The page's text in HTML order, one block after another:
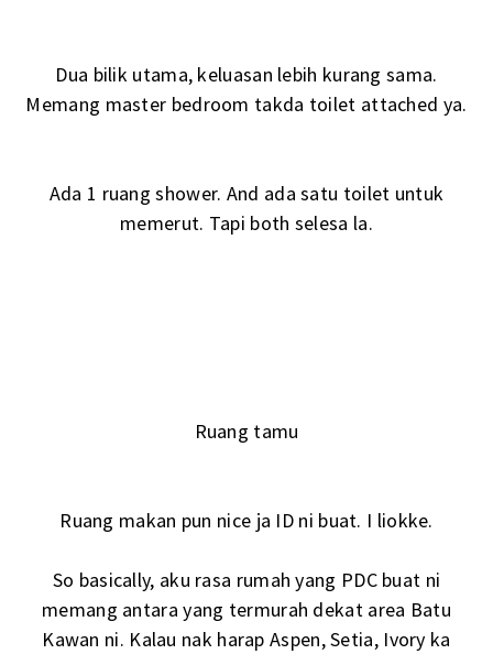
Dua bilik utama, keluasan lebih kurang sama.
Memang master bedroom takda toilet attached ya.
Ada 1 ruang shower. And ada satu toilet untuk
memerut. Tapi both selesa la.
Ruang tamu
Ruang makan pun nice ja ID ni buat. I liokke.
So basically, aku rasa rumah yang PDC buat ni
memang antara yang termurah dekat area Batu
Kawan ni. Kalau nak harap Aspen, Setia, Ivory ka